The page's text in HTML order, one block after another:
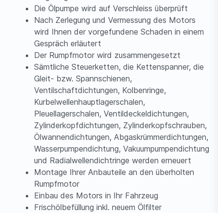
Die Ölpumpe wird auf Verschleiss überprüft
Nach Zerlegung und Vermessung des Motors
wird Ihnen der vorgefundene Schaden in einem
Gespräch erläutert
Der Rumpfmotor wird zusammengesetzt
Sämtliche Steuerketten, die Kettenspanner, die
Gleit- bzw. Spannschienen,
Ventilschaftdichtungen, Kolbenringe,
Kurbelwellenhauptlagerschalen,
Pleuellagerschalen, Ventildeckeldichtungen,
Zylinderkopfdichtungen, Zylinderkopfschrauben,
Ölwannendichtungen, Abgaskrümmerdichtungen,
Wasserpumpendichtung, Vakuumpumpendichtung
und Radialwellendichtringe werden erneuert
Montage Ihrer Anbauteile an den überholten
Rumpfmotor
Einbau des Motors in Ihr Fahrzeug
Frischölbefüllung inkl. neuem Ölfilter